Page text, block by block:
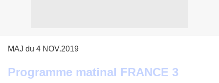
MAJ du 4 NOV.2019
Programme matinal FRANCE 3